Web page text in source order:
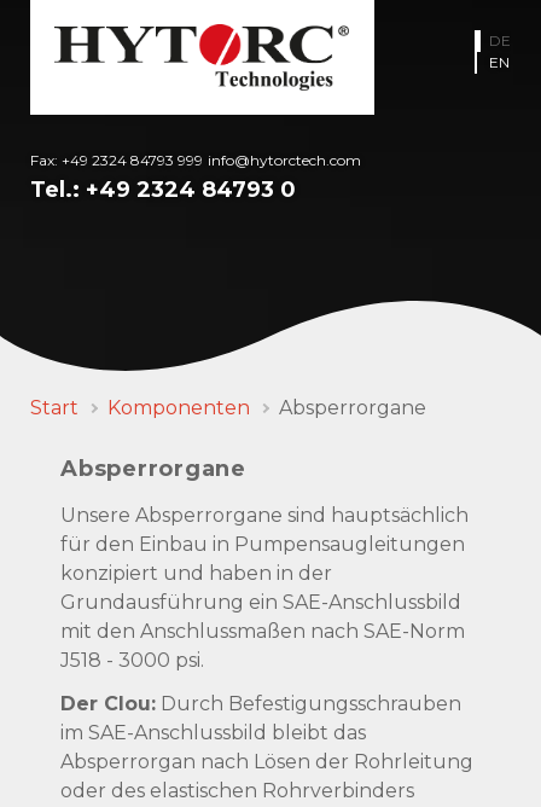
Fax: +49 2324 84793 999 info@hytorctech.com
Tel.: +49 2324 84793 0
DE
EN
Start Komponenten Absperrorgane
Absperrorgane
Unsere Absperrorgane sind hauptsächlich
für den Einbau in Pumpensaugleitungen
konzipiert und haben in der
Grundausführung ein SAE-Anschlussbild
mit den Anschlussmaßen nach SAE-Norm
J518 - 3000 psi.
Der Clou: Durch Befestigungsschrauben
im SAE-Anschlussbild bleibt das
Absperrorgan nach Lösen der Rohrleitung
oder des elastischen Rohrverbinders